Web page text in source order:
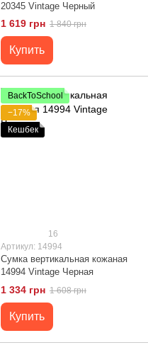
20345 Vintage Черный
1 619 грн 1 840 грн
Купить
BackToSchool
−17%
Кешбек
16
Артикул: 14994
Сумка вертикальная кожаная
14994 Vintage Черная
1 334 грн 1 608 грн
Купить